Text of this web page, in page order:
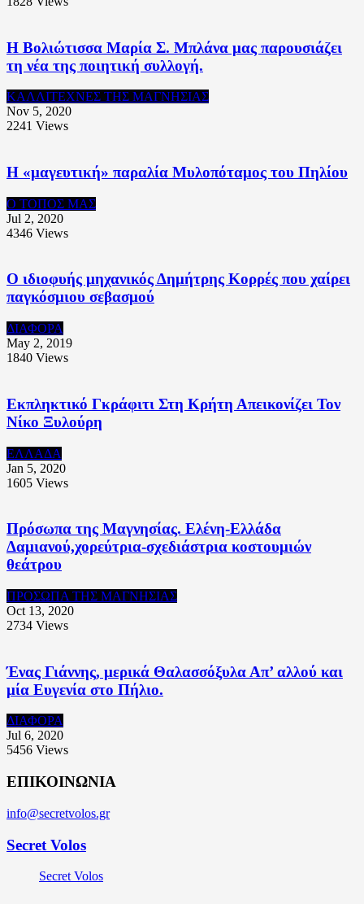
Η Βολιώτισσα Μαρία Σ. Μπλάνα μας παρουσιάζει
τη νέα της ποιητική συλλογή.
ΚΑΛΛΙΤΕΧΝΕΣ ΤΗΣ ΜΑΓΝΗΣΙΑΣ
Nov 5, 2020
2241 Views
Η «μαγευτική» παραλία Μυλοπόταμος του Πηλίου
Ο ΤΟΠΟΣ ΜΑΣ
Jul 2, 2020
4346 Views
Ο ιδιοφυής μηχανικός Δημήτρης Κορρές που χαίρει
παγκόσμιου σεβασμού
ΔΙΑΦΟΡΑ
May 2, 2019
1840 Views
Εκπληκτικό Γκράφιτι Στη Κρήτη Απεικονίζει Τον
Νίκο Ξυλούρη
ΕΛΛΑΔΑ
Jan 5, 2020
1605 Views
Πρόσωπα της Μαγνησίας. Ελένη-Ελλάδα
Δαμιανού,χορεύτρια-σχεδιάστρια κοστουμιών
θεάτρου
ΠΡΟΣΩΠΑ ΤΗΣ ΜΑΓΝΗΣΙΑΣ
Oct 13, 2020
2734 Views
Ένας Γιάννης, μερικά Θαλασσόξυλα Απ’ αλλού και
μία Ευγενία στο Πήλιο.
ΔΙΑΦΟΡΑ
Jul 6, 2020
5456 Views
ΕΠΙΚΟΙΝΩΝΙΑ
info@secretvolos.gr
Secret Volos
Secret Volos